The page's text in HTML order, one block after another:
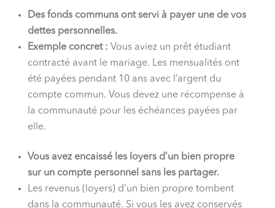
Des fonds communs ont servi à payer une de vos
dettes personnelles.
Exemple concret : Vous aviez un prêt étudiant
contracté avant le mariage. Les mensualités ont
été payées pendant 10 ans avec l’argent du
compte commun. Vous devez une récompense à
la communauté pour les échéances payées par
elle.
Vous avez encaissé les loyers d’un bien propre
sur un compte personnel sans les partager.
Les revenus (loyers) d’un bien propre tombent
dans la communauté. Si vous les avez conservés